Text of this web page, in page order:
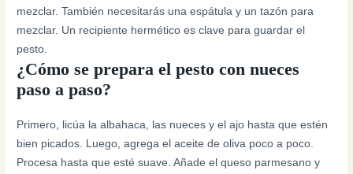
mezclar. También necesitarás una espátula y un tazón para
mezclar. Un recipiente hermético es clave para guardar el
pesto.
¿Cómo se prepara el pesto con nueces
paso a paso?
Primero, licúa la albahaca, las nueces y el ajo hasta que estén
bien picados. Luego, agrega el aceite de oliva poco a poco.
Procesa hasta que esté suave. Añade el queso parmesano y